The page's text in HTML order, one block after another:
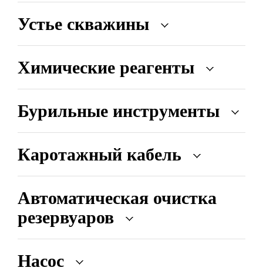
Устье скважины
Химические реагенты
Бурильные инструменты
Каротажный кабель
Автоматическая очистка
резервуаров
Насос